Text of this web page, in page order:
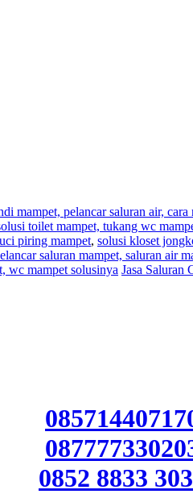
mampet, pelancar saluran air,
toilet mampet, tukang wc
piring mampet, solusi kloset
saluran mampet, saluran air
wc mampet solusinya Jasa Saluran
0852 8833